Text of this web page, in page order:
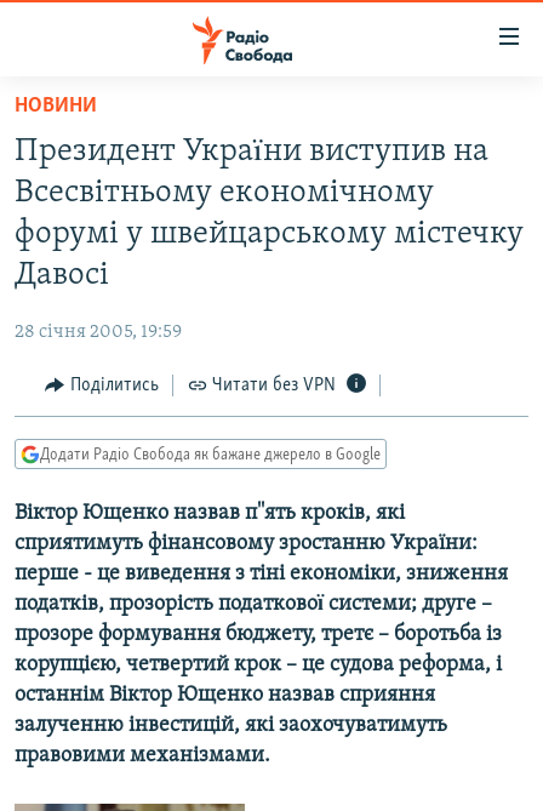
Перейти
основного
матеріалу
Перейти
до
основної
Перейти
пошуку
ВСЕ ЗА ДОБУ
СТАТТІ
ПОЛІТИКА
КУЛЬТУРА
СПОРТ
СВІТ
ВІЙНА
ДОНБАС.РЕАЛІЇ
КРИМ.РЕАЛІЇ
ТИ ЯК?
КИТАЙ.ВИКЛИКИ
МУЛЬТИМЕДІА
ФОТО
СПЕЦПРОЄКТИ
ПОДКАСТИ
КРИМ РЕАЛІЇ
НОВИНИ
Президент Украïни виступив на
Всесвітньому економічному
форумі у швейцарському містечку
Давосі
28 січня 2005, 19:59
Поділитись Читати без VPN
Додати Радіо Свобода як бажане джерело в Google
Віктор Ющенко назвав п''ять кроків, які
сприятимуть фінансовому зростанню України:
перше - це виведення з тіні економіки, зниження
податків, прозорість податковоï системи; друге –
прозоре формування бюджету, третє – боротьба із
корупцією, четвертий крок – це судова реформа, і
останнім Віктор Ющенко назвав сприяння
залученню інвестицій, які заохочуватимуть
правовими механізмами.